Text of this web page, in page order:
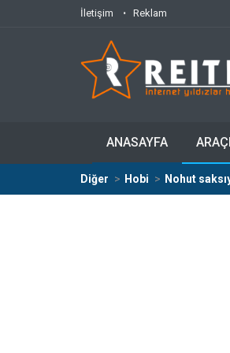
İletişim Reklam
ANASAYFA
Diğer Hobi Nohut